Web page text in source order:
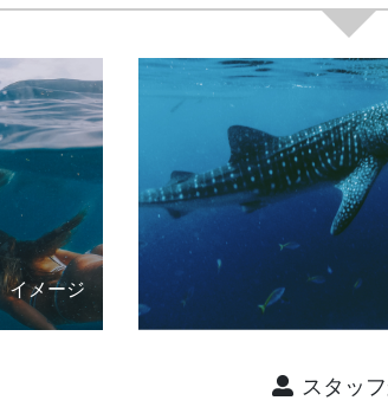
イメージ
スタッ